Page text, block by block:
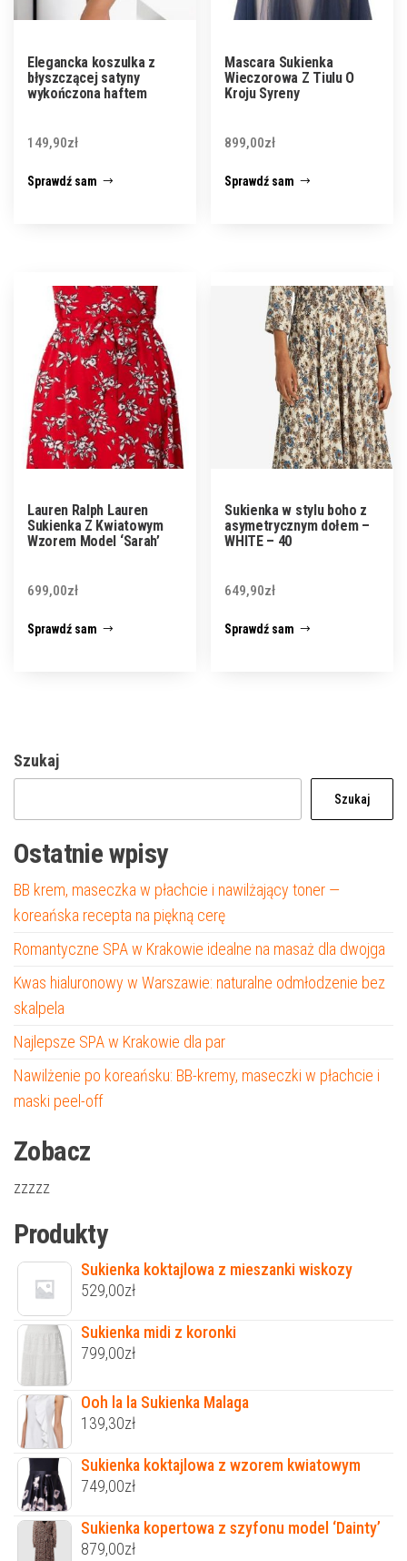
Elegancka koszulka z
błyszczącej satyny
wykończona haftem
149,90zł
Sprawdź sam
Mascara Sukienka
Wieczorowa Z Tiulu O
Kroju Syreny
899,00zł
Sprawdź sam
Lauren Ralph Lauren
Sukienka Z Kwiatowym
Wzorem Model ‘Sarah’
699,00zł
Sprawdź sam
Sukienka w stylu boho z
asymetrycznym dołem –
WHITE – 40
649,90zł
Sprawdź sam
Szukaj
Szukaj
Ostatnie wpisy
BB krem, maseczka w płachcie i nawilżający toner —
koreańska recepta na piękną cerę
Romantyczne SPA w Krakowie idealne na masaż dla dwojga
Kwas hialuronowy w Warszawie: naturalne odmłodzenie bez
skalpela
Najlepsze SPA w Krakowie dla par
Nawilżenie po koreańsku: BB-kremy, maseczki w płachcie i
maski peel-off
Zobacz
zzzzz
Produkty
Sukienka koktajlowa z mieszanki wiskozy
529,00zł
Sukienka midi z koronki
799,00zł
Ooh la la Sukienka Malaga
139,30zł
Sukienka koktajlowa z wzorem kwiatowym
749,00zł
Sukienka kopertowa z szyfonu model ‘Dainty’
879,00zł